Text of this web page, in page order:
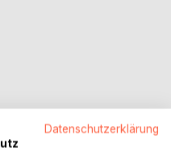
Datenschutzerklärung